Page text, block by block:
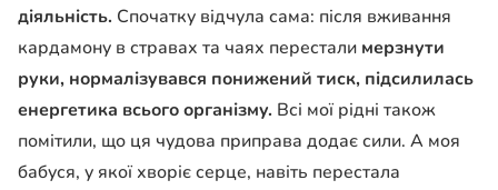
діяльність. Спочатку відчула сама: після вживання
кардамону в стравах та чаях перестали мерзнути
руки, нормалізувався понижений тиск, підсилилась
енергетика всього організму. Всі мої рідні також
помітили, що ця чудова приправа додає сили. А моя
бабуся, у якої хворіє серце, навіть перестала